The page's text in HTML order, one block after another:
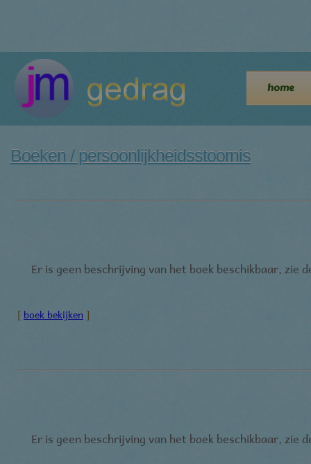
home
Boeken / persoonlijkheidsstoornis
Er is geen beschrijving van het boek beschikbaar,
[ boek bekijken ]
Er is geen beschrijving van het boek beschikbaar,